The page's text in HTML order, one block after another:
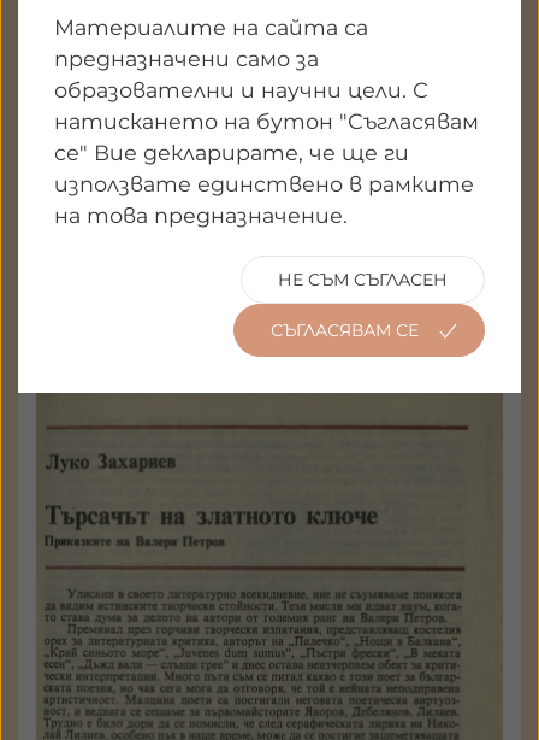
КЪМ ТЕКСТА
Търсачът на златното ключе
Пламък
1988
№ 9
стр. 151 - 156
Държател: Институт за
литература - БАН
Материалите на сайта са
предназначени само за
образователни и научни цели. С
натискането на бутон "Съгласявам
се" Вие декларирате, че ще ги
използвате единствено в рамките
на това предназначение.
НЕ СЪМ СЪГЛАСЕН
СЪГЛАСЯВАМ СЕ